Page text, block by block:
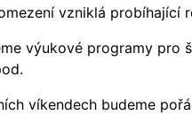
vzniklá probíhající
výukové programy pro
víkendech budeme